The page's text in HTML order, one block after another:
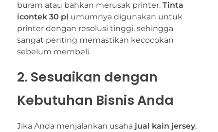
buram atau bahkan merusak printer. Tinta
icontek 30 pl umumnya digunakan untuk
printer dengan resolusi tinggi, sehingga
sangat penting memastikan kecocokan
sebelum membeli.
2. Sesuaikan dengan
Kebutuhan Bisnis Anda
Jika Anda menjalankan usaha jual kain jersey,